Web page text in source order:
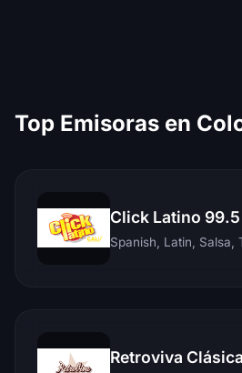
Top Emisoras en
Click Latino 99.5
Spanish, Latin, Salsa,
Retroviva Clásica